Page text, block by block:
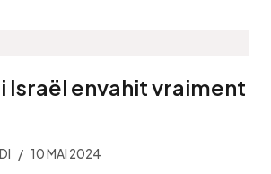
Israël envahit vraiment
10 MAI 2024